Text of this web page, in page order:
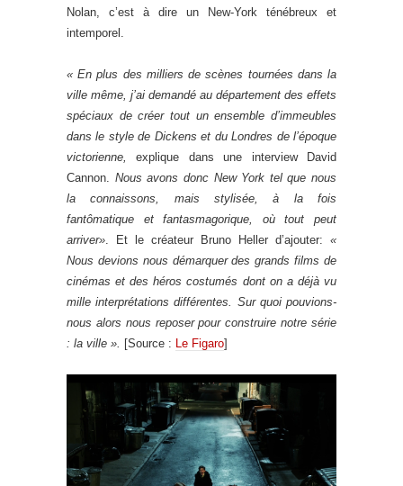
Nolan, c’est à dire un New-York ténébreux et
intemporel.
« En plus des milliers de scènes tournées dans la
ville même, j’ai demandé au département des effets
spéciaux de créer tout un ensemble d’immeubles
dans le style de Dickens et du Londres de l’époque
victorienne,
explique dans une interview David
Cannon. Nous avons donc New York tel que nous
la connaissons, mais stylisée, à la fois
fantômatique et fantasmagorique, où tout peut
arriver» . Et le créateur Bruno Heller d’ajouter: «
Nous devions nous démarquer des grands films de
cinémas et des héros costumés dont on a déjà vu
mille interprétations différentes. Sur quoi pouvions-
nous alors nous reposer pour construire notre série
: la ville ». [Source : Le Figaro]